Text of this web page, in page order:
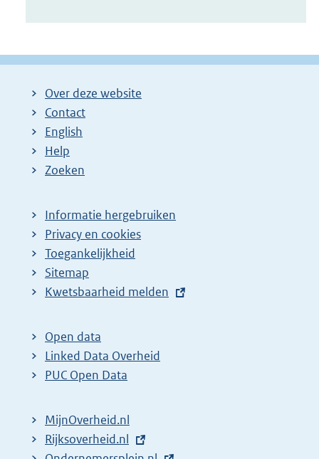
Over deze website
Contact
English
Help
Zoeken
Informatie hergebruiken
Privacy en cookies
Toegankelijkheid
Sitemap
E
t
e
r
l
i
Kwetsbaarheid melden
Open data
Linked Data Overheid
PUC Open Data
MijnOverheid.nl
E
Rijksoverheid.nl